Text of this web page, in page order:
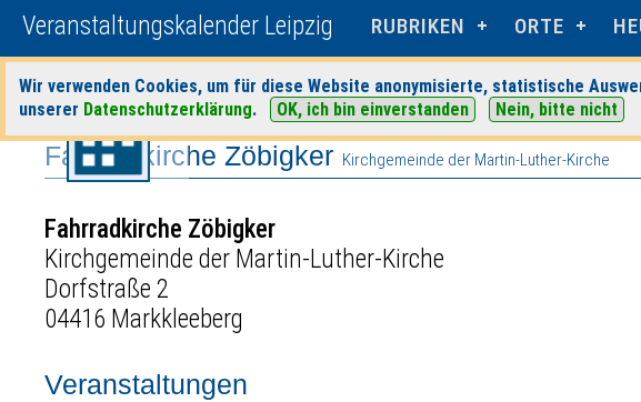
Veranstaltungskalender Leipzig RUBRIKEN ORTE
Wir verwenden Cookies, um für diese Website anonymisierte, statistische
unserer Datenschutzerklärung. OK, ich bin einverstanden Nein, bitte nicht
Startseite>Veranstaltungen>Suche> Fahrradkirche Zöbigker
Fahrradkirche Zöbigker Kirchgemeinde der Martin-Luther-Kirche
Fahrradkirche Zöbigker
Kirchgemeinde der Martin-Luther-Kirche
Dorfstraße 2
04416 Markkleeberg
Veranstaltungen